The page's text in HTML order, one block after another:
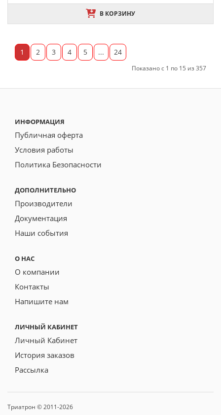
В КОРЗИНУ
1 2 3 4 5 ... 24
Показано с 1 по 15 из 357
ИНФОРМАЦИЯ
Публичная оферта
Условия работы
Политика Безопасности
ДОПОЛНИТЕЛЬНО
Производители
Документация
Наши события
О НАС
О компании
Контакты
Напишите нам
ЛИЧНЫЙ КАБИНЕТ
Личный Кабинет
История заказов
Рассылка
Триатрон © 2011-2026